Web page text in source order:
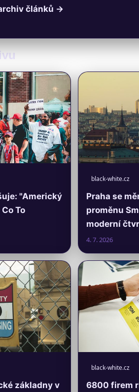
článků →
"Americký
To
black-white.cz
Praha se
proměnu
moderní
4. 7. 2026
základny v
black-white.cz
6800 firem